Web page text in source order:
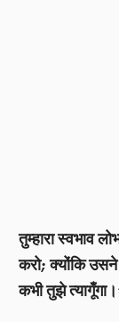
तुम्हारा स्वभाव
करो; क्योंकि
कभी तुझे